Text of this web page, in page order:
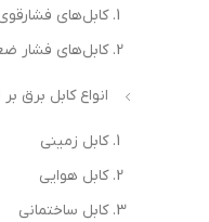
کابل‌های فشارقوی با
کابل‌های فشار ضعیف با
انواع کابل برق
کابل زمینی
کابل هوایی
کابل ساختمانی